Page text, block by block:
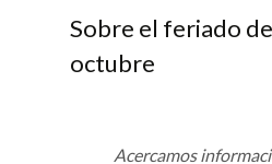
Sobre el feriado
octubre
Acercamos